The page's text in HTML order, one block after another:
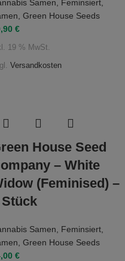
Samen, Feminsiert,
, Green House Seeds
€
19 % MwSt.
Versandkosten
House Seed
– White
(Feminised) –
Samen Feminsiert
Green House Seeds
€